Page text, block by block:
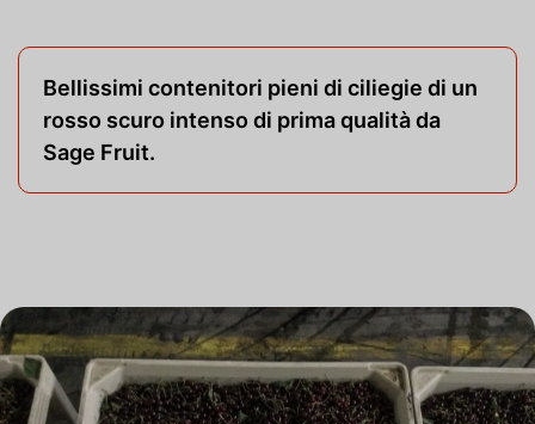
Bellissimi contenitori pieni di ciliegie di un
rosso scuro intenso di prima qualità da
Sage Fruit.